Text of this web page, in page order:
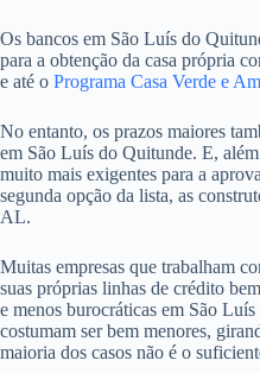
Os bancos em São Luís do
para a obtenção da casa própria
e até o Programa Casa Verde e
No entanto, os prazos maiores
em São Luís do Quitunde. E,
muito mais exigentes para a
segunda opção da lista, as
AL.
Muitas empresas que trabalham
suas próprias linhas de crédito
e menos burocráticas em São
costumam ser bem menores,
maioria dos casos não é o